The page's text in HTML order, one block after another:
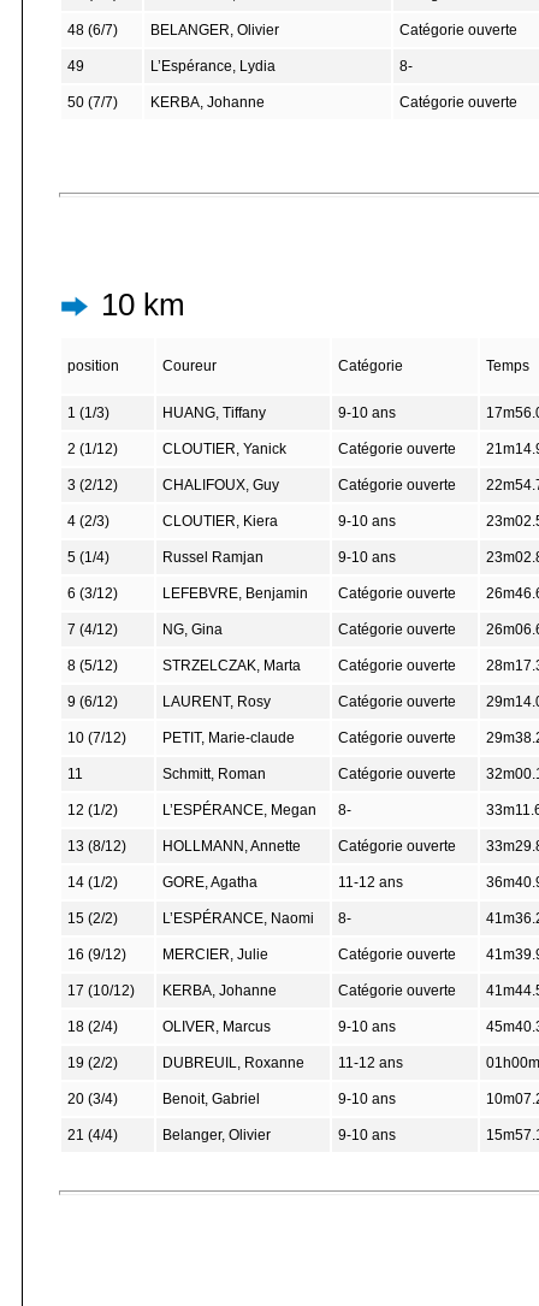
48 (6/7) BELANGER, Olivier Catégorie ouverte
49 L’Espérance, Lydia 8-
50 (7/7) KERBA, Johanne Catégorie ouverte
10 km
position Coureur Catégorie Temps
1 (1/3) HUANG, Tiffany 9-10 ans
2 (1/12) CLOUTIER, Yanick Catégorie ouverte
3 (2/12) CHALIFOUX, Guy Catégorie ouverte
4 (2/3) CLOUTIER, Kiera 9-10 ans
5 (1/4) Russel Ramjan 9-10 ans
6 (3/12) LEFEBVRE, Benjamin Catégorie ouverte
7 (4/12) NG, Gina Catégorie ouverte
8 (5/12) STRZELCZAK, Marta Catégorie ouverte
9 (6/12) LAURENT, Rosy Catégorie ouverte
10 (7/12) PETIT, Marie-claude Catégorie ouverte
11 Schmitt, Roman Catégorie ouverte
12 (1/2) L’ESPÉRANCE, Megan 8-
13 (8/12) HOLLMANN, Annette Catégorie ouverte
14 (1/2) GORE, Agatha 11-12 ans
15 (2/2) L’ESPÉRANCE, Naomi 8-
16 (9/12) MERCIER, Julie Catégorie ouverte
17 (10/12) KERBA, Johanne Catégorie ouverte
18 (2/4) OLIVER, Marcus 9-10 ans
19 (2/2) DUBREUIL, Roxanne 11-12 ans
20 (3/4) Benoit, Gabriel 9-10 ans
21 (4/4) Belanger, Olivier 9-10 ans